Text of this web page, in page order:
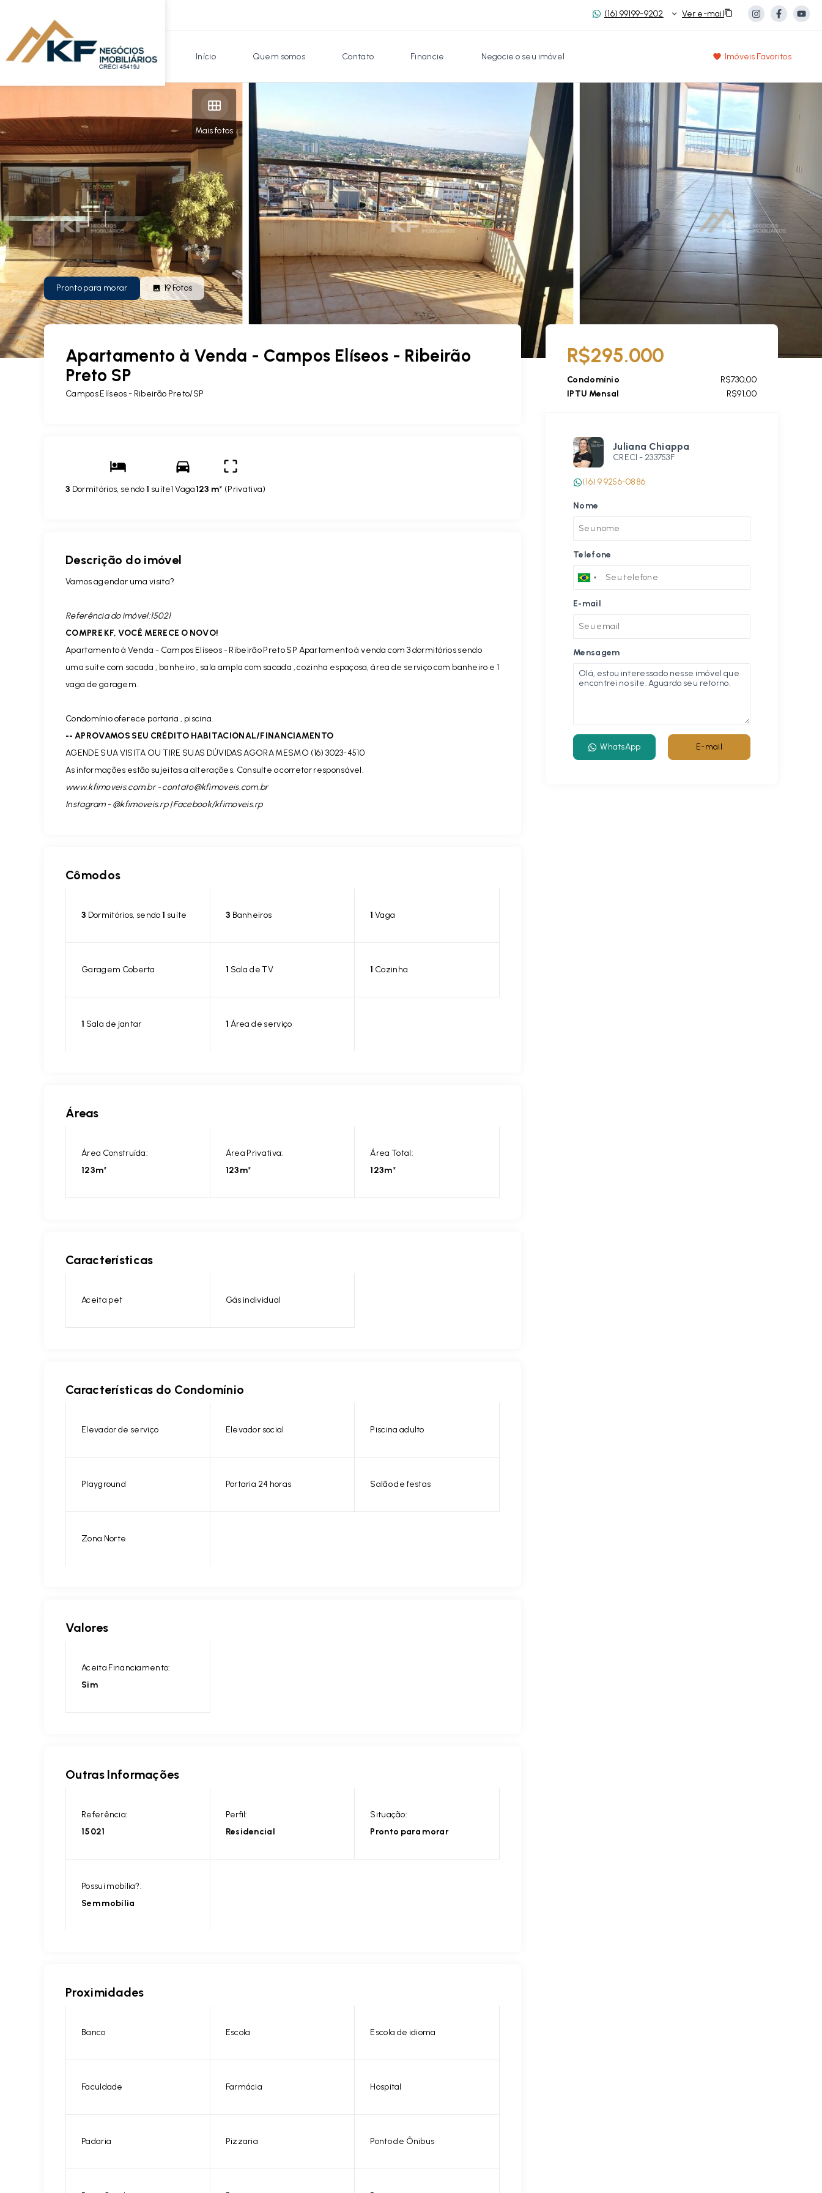
(16) 99199-9202 Ver e-mail
Início Quem somos Contato Financie Negocie o seu imóvel Imóveis Favoritos
Mais fotos
Pronto para morar 19Fotos
Apartamento à Venda - Campos Elíseos - Ribeirão
Preto SP
Campos Elíseos - Ribeirão Preto/SP
3 Dormitórios, sendo1 suíte1 Vaga123 m² (Privativa)
Descrição do imóvel
Vamos agendar uma visita?
Referência do imóvel:15021
COMPRE KF, VOCÊ MERECE O NOVO!
Apartamento à Venda - Campos Elíseos - Ribeirão Preto SP Apartamento à venda com 3 dormitórios sendo
uma suíte com sacada , banheiro , sala ampla com sacada , cozinha espaçosa, área de serviço com banheiro e 1
vaga de garagem.
Condomínio oferece portaria , piscina.
-- APROVAMOS SEU CRÉDITO HABITACIONAL/FINANCIAMENTO
AGENDE SUA VISITA OU TIRE SUAS DÚVIDAS AGORA MESMO (16) 3023-4510
As informações estão sujeitas a alterações. Consulte o corretor responsável.
www.kfimoveis.com.br -contato@kfimoveis.com.br
Instagram - @kfimoveis.rp | Facebook/kfimoveis.rp
Cômodos
3 Dormitórios, sendo1 suíte 3 Banheiros 1 Vaga
Garagem Coberta 1 Sala de TV 1 Cozinha
1 Sala de jantar 1 Área de serviço
Áreas
Área Construída:
123m²
Área Privativa:
123m²
Área Total:
123m²
Características
Aceita pet Gás individual
Características do Condomínio
Elevador de serviço Elevador social Piscina adulto
Playground Portaria 24 horas Salão de festas
Zona Norte
Valores
Aceita Financiamento:
Sim
Outras Informações
Referência:
15021
Perfil:
Residencial
Situação:
Pronto para morar
Possui mobília?:
Sem mobília
Proximidades
Banco Escola Escola de idioma
Faculdade Farmácia Hospital
Padaria Pizzaria Ponto de Ônibus
R$295.000
Condomínio
R$730,00
IPTU Mensal
R$91,00
Juliana Chiappa
CRECI - 233753F
(16) 9 9256-0886
Nome
Telefone
E-mail
Mensagem
WhatsApp E-mail